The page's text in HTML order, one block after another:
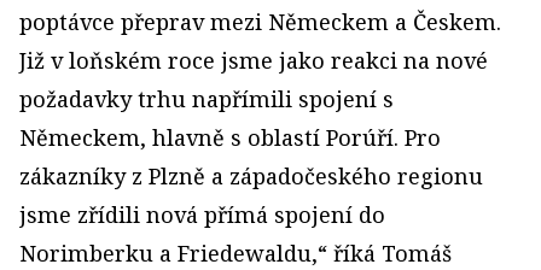
poptávce přeprav mezi Německem a Českem.
Již v loňském roce jsme jako reakci na nové
požadavky trhu napřímili spojení s
Německem, hlavně s oblastí Porúří. Pro
zákazníky z Plzně a západočeského regionu
jsme zřídili nová přímá spojení do
Norimberku a Friedewaldu,“ říká Tomáš